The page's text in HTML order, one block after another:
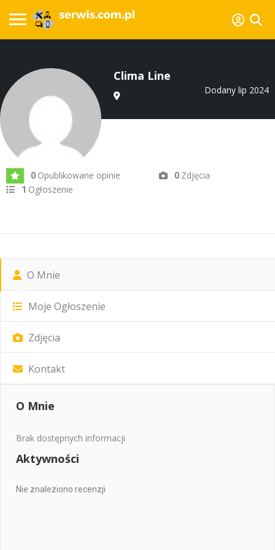
Clima Line
Dodany lip 2024
0 Opublikowane opinie 0 Zdjęcia
1 Ogłoszenie
O Mnie
Moje Ogłoszenie
Zdjęcia
Kontakt
O Mnie
Brak dostępnych informacji
Aktywności
Nie znaleziono recenzji